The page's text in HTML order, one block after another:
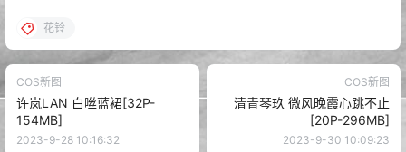
花铃
COS新图
许岚LAN 白咝蓝裙[32P-
154MB]
2023-9-28 10:16:32
COS新图
清青琴玖 微风晚霞心跳不止
[20P-296MB]
2023-9-30 10:09:23